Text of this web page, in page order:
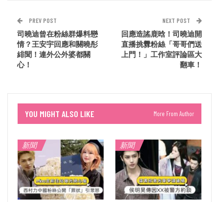
PREV POST
司曉迪曾在粉絲群爆料戀
情？王安宇回應和關曉彤
緋聞！連外公外婆都關
心！
NEXT POST
回應造謠鹿晗！司曉迪開
直播挑釁粉絲「哥哥們送
上門！」工作室評論區大
翻車！
YOU MIGHT ALSO LIKE More From Author
新聞 新聞